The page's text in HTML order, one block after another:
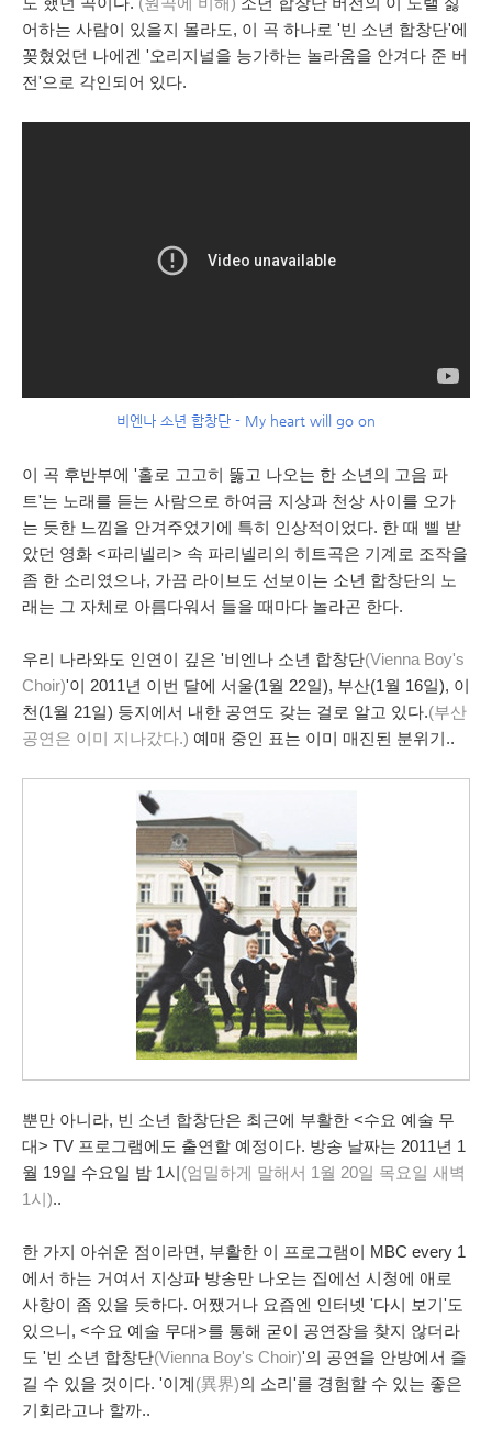
어하는 사람이 있을지 몰라도, 이 곡 하나로 '빈 소년 합창단'에
꽂혔었던 나에겐 '오리지널을 능가하는 놀라움을 안겨다 준 버
전'으로 각인되어 있다.
비엔나 소년 합창단 - My heart will go on
이 곡 후반부에 '홀로 고고히 뚫고 나오는 한 소년의 고음 파
트'는 노래를 듣는 사람으로 하여금 지상과 천상 사이를 오가
는 듯한 느낌을 안겨주었기에 특히 인상적이었다. 한 때 삘 받
았던 영화 <파리넬리> 속 파리넬리의 히트곡은 기계로 조작을
좀 한 소리였으나, 가끔 라이브 도 선보이는 소년 합창단의 노
래는 그 자체로 아름다워서 들을 때마다 놀라곤 한다.
우리 나라와도 인연이 깊은 '비엔나 소년 합창단(Vienna Boy's
Choir)'이 2011년 이번 달에 서울(1월 22일), 부산(1월 16일), 이
천 (1월 21일) 등지에서 내한 공연 도 갖는 걸로 알고 있다.(부산
공연은 이미 지나갔다.) 예매 중인 표는 이미 매진 된 분위기..
뿐만 아니라, 빈 소년 합창단은 최근에 부활한 <수요 예술 무
대> TV 프로그램에도 출연할 예정이다. 방송 날짜는 2011년 1
월 19일 수요일 밤 1시 (엄밀하게 말해서 1월 20일 목요일 새벽
1시)..
한 가지 아쉬운 점이라면, 부활한 이 프로그램이 MBC every 1
에서 하는 거여서 지상파 방송만 나오는 집에선 시청에 애로
사항이 좀 있을 듯하다. 어쨌거나 요즘엔 인터넷 '다시 보기'도
있으니, <수요 예술 무대>를 통해 굳이 공연장을 찾지 않더라
도 '빈 소년 합창단(Vienna Boy's Choir)'의 공연을 안방에서 즐
길 수 있을 것이다. '이계 (異界)의 소리'를 경험할 수 있는 좋은
기회라고나 할까..